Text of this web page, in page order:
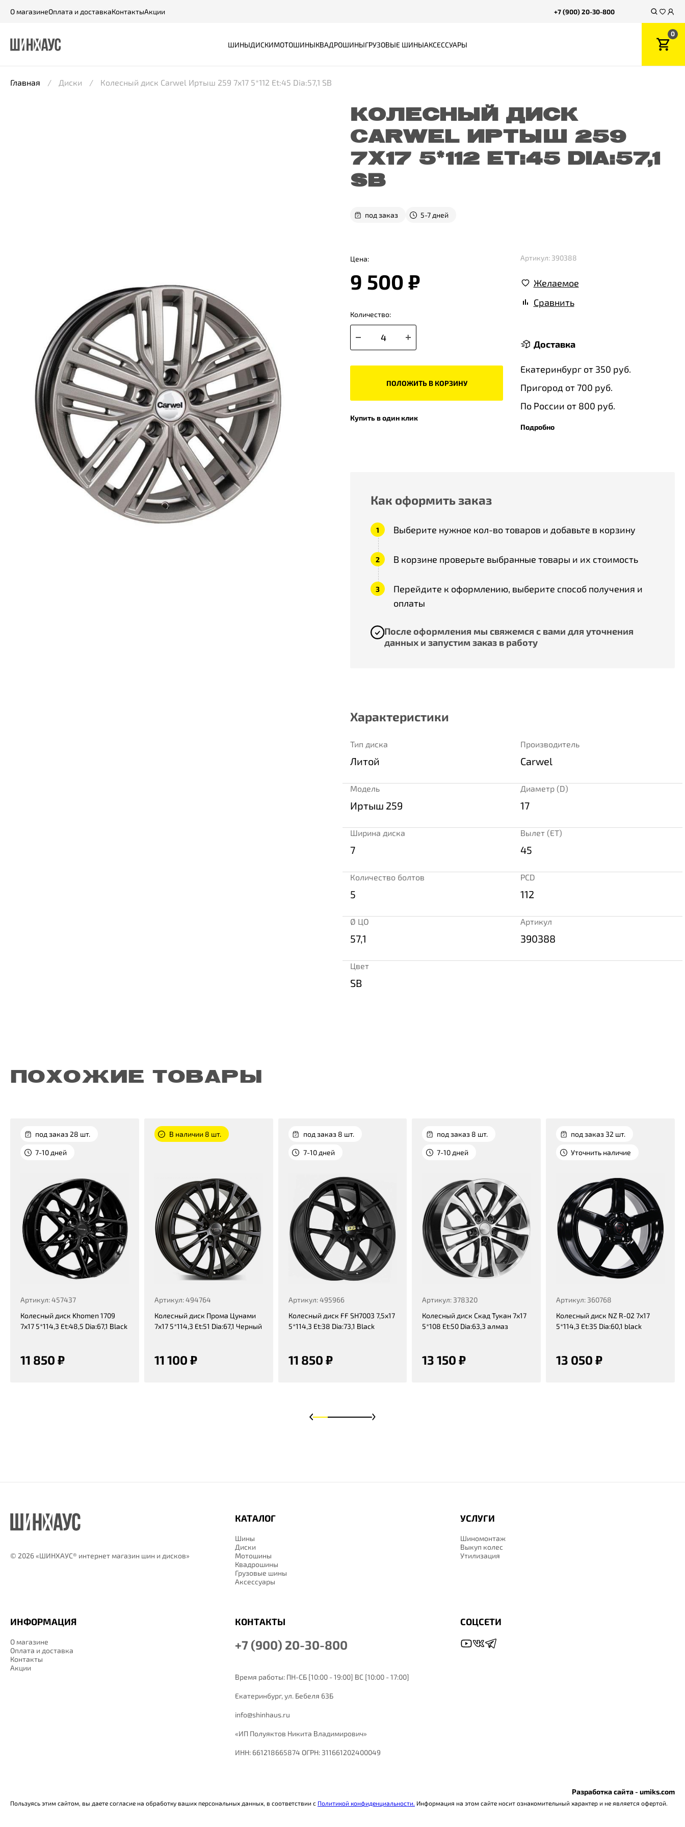
О магазинеОплата и доставкаКонтактыАкции +7 (900) 20-30-800
ШИНЫДИСКИМОТОШИНЫКВАДРОШИНЫГРУЗОВЫЕ ШИНЫАКСЕССУАРЫ
0
Главная Диски Колесный диск Carwel Иртыш 259 7x17 5*112 Et:45 Dia:57,1 SB
КОЛЕСНЫЙ ДИСК
CARWEL ИРТЫШ 259
7X17 5*112 ET:45 DIA:57,1
SB
под заказ 5-7 дней
Цена:
9 500 ₽
Количество:
ПОЛОЖИТЬ В КОРЗИНУ
Купить в один клик
Артикул: 390388
Желаемое
Сравнить
Доставка
Екатеринбург от 350 руб.
Пригород от 700 руб.
По России от 800 руб.
Подробно
Как оформить заказ
Выберите нужное кол-во товаров и добавьте в корзину
В корзине проверьте выбранные товары и их стоимость
Перейдите к оформлению, выберите способ получения и
оплаты
После оформления мы свяжемся с вами для уточнения
данных и запустим заказ в работу
Характеристики
Тип диска
Литой
Производитель
Carwel
Модель
Иртыш 259
Диаметр (D)
17
Ширина диска
7
Вылет (ET)
45
Количество болтов
5
PCD
112
Ø ЦО
57,1
Артикул
390388
Цвет
SB
ПОХОЖИЕ ТОВАРЫ
под заказ 28 шт.
7-10 дней
Артикул: 457437
Колесный диск Khomen 1709
7x17 5*114,3 Et:48,5 Dia:67,1 Black
11 850 ₽
В наличии 8 шт.
Артикул: 494764
Колесный диск Прома Цунами
7x17 5*114,3 Et:51 Dia:67,1 Черный
11 100 ₽
под заказ 8 шт.
7-10 дней
Артикул: 495966
Колесный диск FF SH7003 7,5x17
5*114,3 Et:38 Dia:73,1 Black
11 850 ₽
под заказ 8 шт.
7-10 дней
Артикул: 378320
Колесный диск Скад Тукан 7x17
5*108 Et:50 Dia:63,3 алмаз
13 150 ₽
под заказ 32 шт.
Уточнить наличие
Артикул: 360768
Колесный диск NZ R-02 7x17
5*114,3 Et:35 Dia:60,1 black
13 050 ₽
© 2026 «ШИНХАУС® интернет магазин шин и дисков»
КАТАЛОГ
Шины
Диски
Мотошины
Квадрошины
Грузовые шины
Аксессуары
ИНФОРМАЦИЯ
О магазине
Оплата и доставка
Контакты
Акции
УСЛУГИ
Шиномонтаж
Выкуп колес
Утилизация
КОНТАКТЫ
+7 (900) 20-30-800
Время работы: ПН-СБ [10:00 - 19:00] ВС [10:00 - 17:00]
Екатеринбург,ул. Бебеля 63Б
info@shinhaus.ru
«ИП Полуяктов Никита Владимирович»
ИНН: 661218665874 ОГРН: 311661202400049
СОЦСЕТИ
Разработка сайта - umiks.com
Пользуясь этим сайтом, вы даете согласие на обработку ваших персональных данных, в соответствии с Политикой конфиденциальности. Информация на этом сайте носит ознакомительный характер и не является офертой.